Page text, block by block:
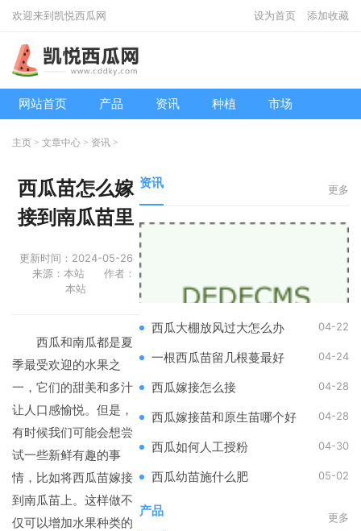
欢迎来到凯悦西瓜网 设为首页 添加收藏
网站首页 产品 资讯 种植 市场
主页 > 文章中心 > 资讯 >
西瓜苗怎么嫁
接到南瓜苗里
更新时间：2024-05-26
来源：本站
作者：
本站
西瓜和南瓜都是夏
季最受欢迎的水果之
一，它们的甜美和多汁
让人口感愉悦。但是，
有时候我们可能会想尝
试一些新鲜有趣的事
情，比如将西瓜苗嫁接
到南瓜苗上。这样做不
仅可以增加水果种类的
资讯 更多
西瓜大棚放风过大怎么办 04-22
一根西瓜苗留几根蔓最好 04-24
西瓜嫁接怎么接 04-28
西瓜嫁接苗和原生苗哪个好 04-28
西瓜如何人工授粉 04-30
西瓜幼苗施什么肥 05-02
产品 更多